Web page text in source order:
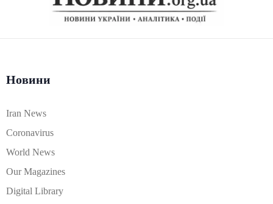
Новини
Iran News
Coronavirus
World News
Our Magazines
Digital Library